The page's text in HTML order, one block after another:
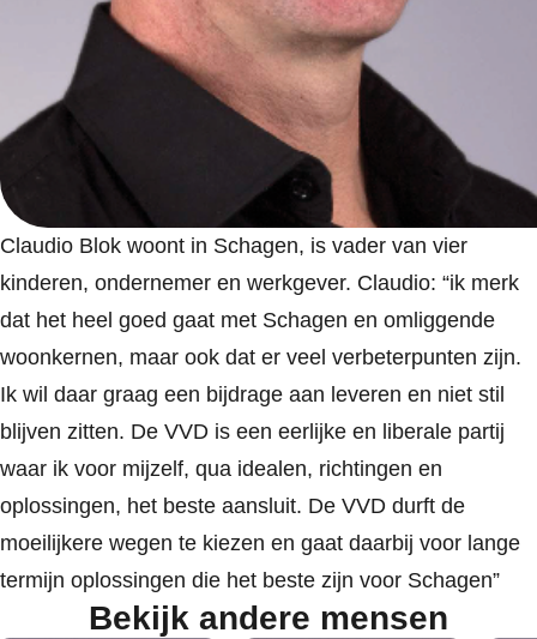
Claudio Blok woont in Schagen, is vader van vier
kinderen, ondernemer en werkgever. Claudio: “ik merk
dat het heel goed gaat met Schagen en omliggende
woonkernen, maar ook dat er veel verbeterpunten zijn.
Ik wil daar graag een bijdrage aan leveren en niet stil
blijven zitten. De VVD is een eerlijke en liberale partij
waar ik voor mijzelf, qua idealen, richtingen en
oplossingen, het beste aansluit. De VVD durft de
moeilijkere wegen te kiezen en gaat daarbij voor lange
termijn oplossingen die het beste zijn voor Schagen”
Bekijk andere mensen